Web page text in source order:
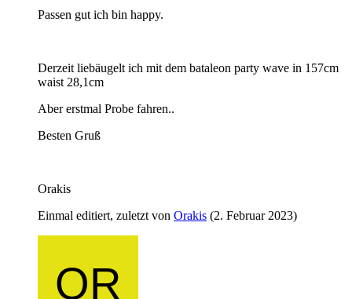
Passen gut ich bin happy.
Derzeit liebäugelt ich mit dem bataleon party wave in 157cm
waist 28,1cm
Aber erstmal Probe fahren..
Besten Gruß
Orakis
Einmal editiert, zuletzt von Orakis (2. Februar 2023)